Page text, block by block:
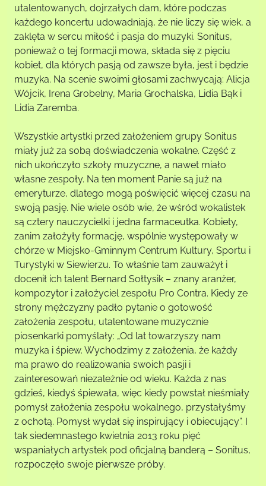
utalentowanych, dojrzałych dam, które podczas
każdego koncertu udowadniają, że nie liczy się wiek, a
zaklęta w sercu miłość i pasja do muzyki. Sonitus,
ponieważ o tej formacji mowa, składa się z pięciu
kobiet, dla których pasją od zawsze była, jest i będzie
muzyka. Na scenie swoimi głosami zachwycają: Alicja
Wójcik, Irena Grobelny, Maria Grochalska, Lidia Bąk i
Lidia Zaremba.
Wszystkie artystki przed założeniem grupy Sonitus
miały już za sobą doświadczenia wokalne. Część z
nich ukończyło szkoły muzyczne, a nawet miało
własne zespoły. Na ten moment Panie są już na
emeryturze, dlatego mogą poświęcić więcej czasu na
swoją pasję. Nie wiele osób wie, że wśród wokalistek
są cztery nauczycielki i jedna farmaceutka. Kobiety,
zanim założyły formację, wspólnie występowały w
chórze w Miejsko-Gminnym Centrum Kultury, Sportu i
Turystyki w Siewierzu. To właśnie tam zauważył i
docenił ich talent Bernard Sołtysik – znany aranżer,
kompozytor i założyciel zespołu Pro Contra. Kiedy ze
strony mężczyzny padło pytanie o gotowość
założenia zespołu, utalentowane muzycznie
piosenkarki pomyślały: „Od lat towarzyszy nam
muzyka i śpiew. Wychodzimy z założenia, że każdy
ma prawo do realizowania swoich pasji i
zainteresowań niezależnie od wieku. Każda z nas
gdzieś, kiedyś śpiewała, więc kiedy powstał nieśmiały
pomysł założenia zespołu wokalnego, przystałyśmy
z ochotą. Pomysł wydał się inspirujący i obiecujący”. I
tak siedemnastego kwietnia 2013 roku pięć
wspaniałych artystek pod oficjalną banderą – Sonitus,
rozpoczęło swoje pierwsze próby.